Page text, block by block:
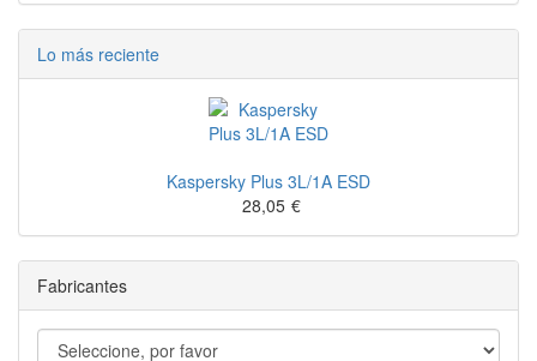
Lo más reciente
Kaspersky Plus 3L/1A ESD
28,05 €
Fabricantes